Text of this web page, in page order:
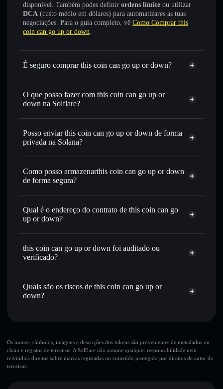
disponível. Também podes definir ordens limite ou utilizar
DCA (custo médio em dólares) para automatizares as tuas
negociações. Para o guia completo, vê Como Comprar this
coin can go up or down.
É seguro comprar this coin can go up or down?
this coin can go up or down não está verificado
O que posso fazer com this coin can go up or
down na Solflare?
this coin can go up or down Carteira Solflare
Trocar instantaneamente
— trocar UP/DOWN por SOL,
encaminhamento inteligente de ordens para obteres o
melhor preço disponível
Definir ordens limite
tempo em UP/DOWN
associar publicamente as carteiras usando o Agregador de
Acompanhar em tempo real
carteira não-custodial onde controlas as tuas chaves privadas
Posso enviar this coin can go up or down de forma
privada na Solana?
Agregador de Privacidade
Como posso armazenarthis coin can go up or down
de forma segura?
this coin can go up or
Qual é o endereço do contrato de this coin can go
up or down?
this coin can
5UPpeRjeYxwkPy6GECE3f4eNPqfhatfYELiWibdZ3aFu
Solflare
this coin can go up or down foi auditado ou
verificado?
this coin can go up or down não está verificado
Quais são os riscos de this coin can go up or
down?
10 principais carteiras
this coin can go up or down
Os nomes, símbolos, imagens e descrições dos tokens são provenientes de metadados on-
chain e registos de terceiros. A Solflare não assume qualquer responsabilidade nem
reivindica direitos sobre marcas registadas ou conteúdo protegido por direitos de autor de
terceiros.